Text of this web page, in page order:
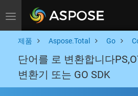
Toggle navigation
제품 Aspose.Total Go
단어를 로 변환합니다
변환기 또는 GO SDK